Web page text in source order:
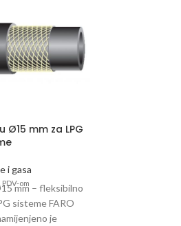
Ø15 mm za LPG
i gasa
PDV-ommm – fleksibilno
sisteme FARO
je